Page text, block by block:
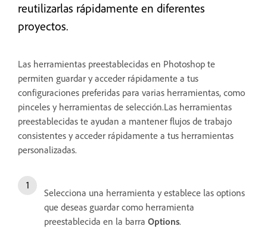
reutilizarlas rápidamente en diferentes
proyectos.
Las herramientas preestablecidas en Photoshop te
permiten guardar y acceder rápidamente a tus
configuraciones preferidas para varias herramientas, como
pinceles y herramientas de selección.Las herramientas
preestablecidas te ayudan a mantener flujos de trabajo
consistentes y acceder rápidamente a tus herramientas
personalizadas.
Selecciona una herramienta y establece las options
que deseas guardar como herramienta
preestablecida en la barra Options.